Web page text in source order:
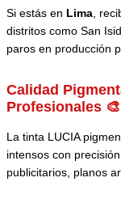
Si estás en Lima ,
distritos como San
paros en producción
Calidad
Profesionales 🎨
La tinta LUCIA
intensos con
publicitarios, planos